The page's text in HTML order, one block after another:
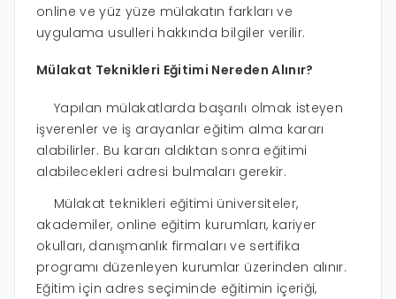
online ve yüz yüze mülakatın farkları ve
uygulama usulleri hakkında bilgiler verilir.
Mülakat Teknikleri Eğitimi Nereden Alınır?
Yapılan mülakatlarda başarılı olmak isteyen
işverenler ve iş arayanlar eğitim alma kararı
alabilirler. Bu kararı aldıktan sonra eğitimi
alabilecekleri adresi bulmaları gerekir.
Mülakat teknikleri eğitimi üniversiteler,
akademiler, online eğitim kurumları, kariyer
okulları, danışmanlık firmaları ve sertifika
programı düzenleyen kurumlar üzerinden alınır.
Eğitim için adres seçiminde eğitimin içeriği,